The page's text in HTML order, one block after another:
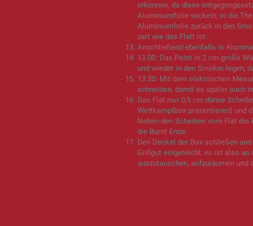
erkennen, da diese
Aluminiumfolie wickeln, in die
Aluminiumfolie zurück in den
zart wie das Flatt ist.
Anschließend ebenfalls in
13.00: Das Point in 2 cm große
und wieder in den Smoker legen,
13.20: Mit dem elektrischen
schneiden, damit es später auch
Das Flat nun 0,5 cm dünne
Wettkampfbox präsentieren) und
Neben den Scheiben vom Flat
die Burnt Ends.
Den Deckel der Box schließen
Grillgut eingereicht, es ist also
auszutauschen, aufzuräumen und